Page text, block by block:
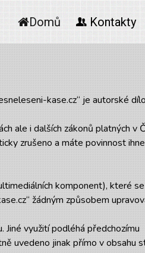
Domů Kontakty
kase.cz“ je autorské dílo
ale i dalších zákonů platných v
zrušeno a máte povinnost
komponent), které se
žádným způsobem
využití podléhá předchozímu
uvedeno jinak přímo v obsahu